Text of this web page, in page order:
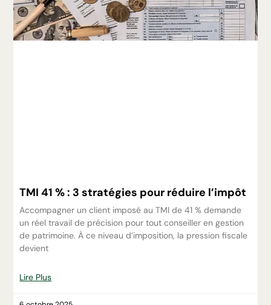
TMI 41 % : 3 stratégies pour réduire l’impôt
Accompagner un client imposé au TMI de 41 % demande
un réel travail de précision pour tout conseiller en gestion
de patrimoine. À ce niveau d’imposition, la pression fiscale
devient
Lire Plus